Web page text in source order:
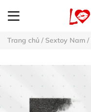
Trang chủ / Sextoy Nam /